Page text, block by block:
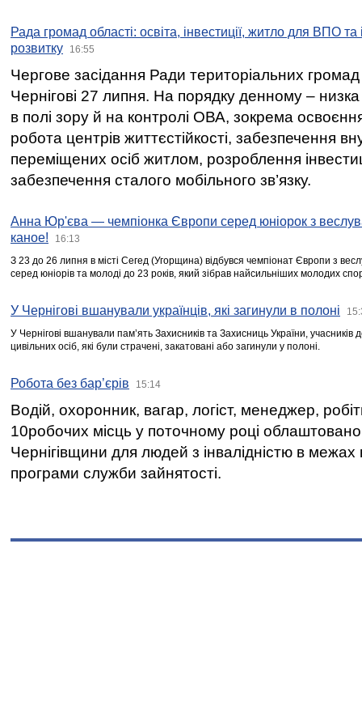
Рада громад області: освіта, інвестиції, житло для ВПО
розвитку
16:55
Чергове засідання Ради територіальних громад
Чернігові 27 липня. На порядку денному –
в полі зору й на контролі ОВА, зокрема освоєння
робота центрів життєстійкості, забезпечення
переміщених осіб житлом, розроблення
забезпечення сталого мобільного зв’язку.
Анна Юр'єва — чемпіонка Європи серед юніорок з
каное!
16:13
З 23 до 26 липня в місті Сегед (Угорщина) відбувся чемпіонат Європи з
серед юніорів та молоді до 23 років, який зібрав найсильніших молодих
У Чернігові вшанували українців, які загинули в полоні
У Чернігові вшанували пам’ять Захисників та Захисниць України,
цивільних осіб, які були страчені, закатовані або загинули у полоні.
Робота без бар’єрів 15:14
Водій, охоронник, вагар, логіст, менеджер,
10робочих місць у поточному році
Чернігівщини для людей з інвалідністю в межах
програми служби зайнятості.